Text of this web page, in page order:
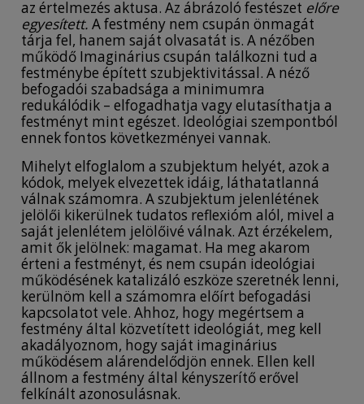
az értelmezés aktusa. Az ábrázoló festészet előre
egyesített. A festmény nem csupán önmagát
tárja fel, hanem saját olvasatát is. A nézőben
működő Imaginárius csupán találkozni tud a
festménybe épített szubjektivitással. A néző
befogadói szabadsága a minimumra
redukálódik – elfogadhatja vagy elutasíthatja a
festményt mint egészet. Ideológiai szempontból
ennek fontos következményei vannak.
Mihelyt elfoglalom a szubjektum helyét, azok a
kódok, melyek elvezettek idáig, láthatatlanná
válnak számomra. A szubjektum jelenlétének
jelölői kikerülnek tudatos reflexióm alól, mivel a
saját jelenlétem jelölőivé válnak. Azt érzékelem,
amit ők jelölnek: magamat. Ha meg akarom
érteni a festményt, és nem csupán ideológiai
működésének katalizáló eszköze szeretnék lenni,
kerülnöm kell a számomra előírt befogadási
kapcsolatot vele. Ahhoz, hogy megértsem a
festmény által közvetített ideológiát, meg kell
akadályoznom, hogy saját imaginárius
működésem alárendelődjön ennek. Ellen kell
állnom a festmény által kényszerítő erővel
felkínált azonosulásnak.